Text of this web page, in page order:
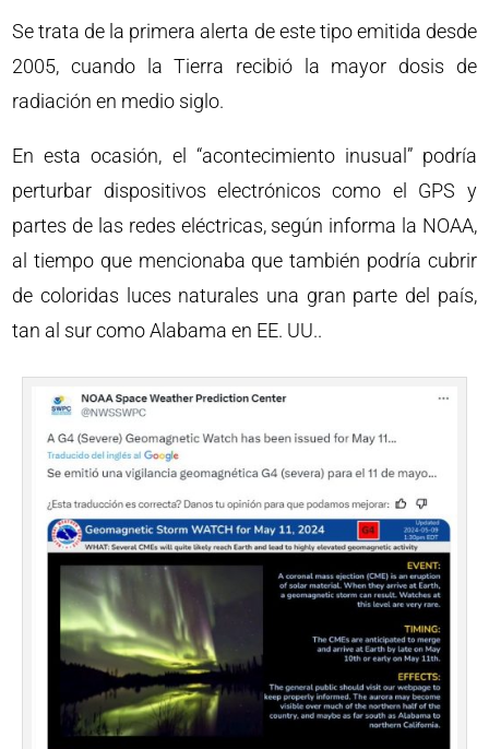
Se trata de la primera alerta de este tipo emitida desde
2005, cuando la Tierra recibió la mayor dosis de
radiación en medio siglo.
En esta ocasión, el “acontecimiento inusual” podría
perturbar dispositivos electrónicos como el GPS y
partes de las redes eléctricas, según informa la NOAA,
al tiempo que mencionaba que también podría cubrir
de coloridas luces naturales una gran parte del país,
tan al sur como Alabama en EE. UU..